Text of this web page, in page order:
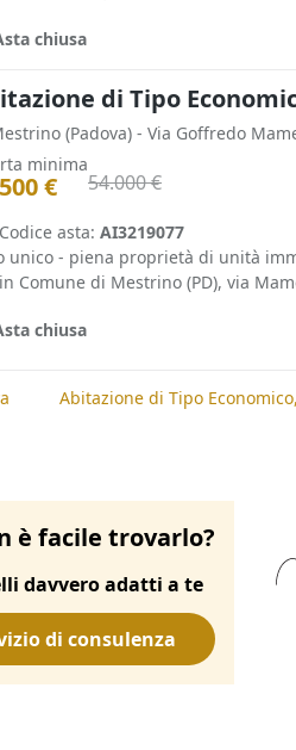
chiusa
di Tipo
(Padova) - Via Goffredo
minima
€ 54.000 €
Codice asta: AI3219077
unico - piena proprietà di unità
Comune di Mestrino (PD), via
chiusa
Abitazione di Tipo
è facile trovarlo?
davvero adatti a te
di consulenza